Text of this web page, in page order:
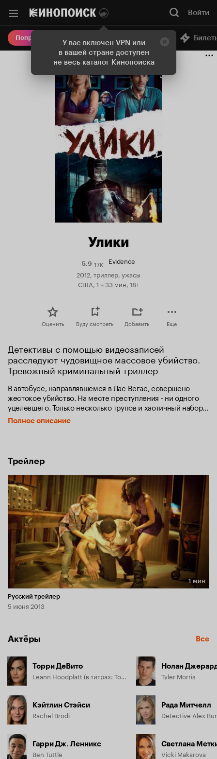
У вас включен VPN или
в вашей стране доступен
не весь каталог Кинопоиска
Войти
Попробовать Плюс Онлайн-кинотеатр
Улики
5.9Рейтинг
Кинопоиска
5.9
17K Evidence
2012, триллер, ужасы
США, 1 ч 33 мин, 18+
Оценить Буду смотреть Добавить Еще
Детективы с помощью видеозаписей
расследуют чудовищное массовое убийство.
Тревожный криминальный триллер
В автобусе, направлявшемся в Лас-Вегас, совершено
жестокое убийство. На месте преступления - ни одного
уцелевшего. Только несколько трупов и хаотичный набор
мобильных телефонов, карманных видеокамер и других
устройств, оставшихся от потерпевших. Детектив,
загадочных событий, приведших к трагедии.
Полное описание
Трейлер
Длительность 1 мин
1 мин
Русский трейлер
5 июня 2013
Актёры Все
Торри ДеВито
Кэйтлин Стэйси
Rachel Brodi
Гарри Дж. Ленникс
Ben Tuttle
Нолан
Tyler Morris
Рада Митчелл
Detective Alex
Светлана
Vicki Makarova